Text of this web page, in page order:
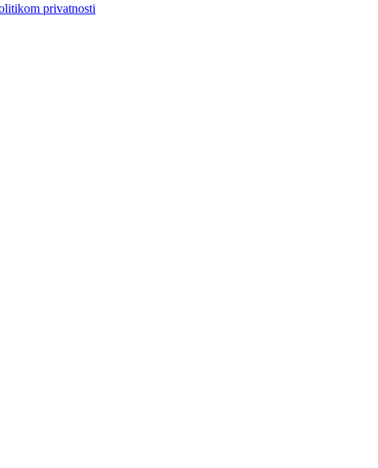
privatnosti